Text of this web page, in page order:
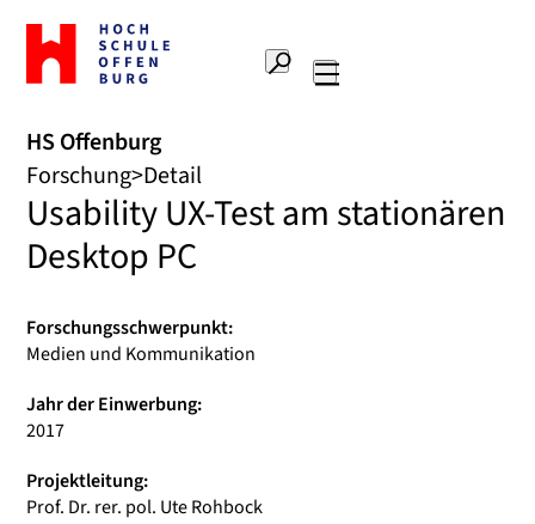
Zur
Startseite
Hochschule
Suche
HS Offenburg
Forschung Detail
Usability UX-Test am stationären
Desktop PC
Forschungsschwerpunkt:
Medien und Kommunikation
Jahr der Einwerbung:
2017
Projektleitung:
Prof. Dr. rer. pol. Ute Rohbock